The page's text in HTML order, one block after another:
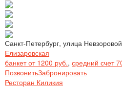
Санкт-Петербург, улица
Елизаровская
банкет от 1200 руб., средний счет
ПозвонитьЗабронировать
Ресторан Киликия